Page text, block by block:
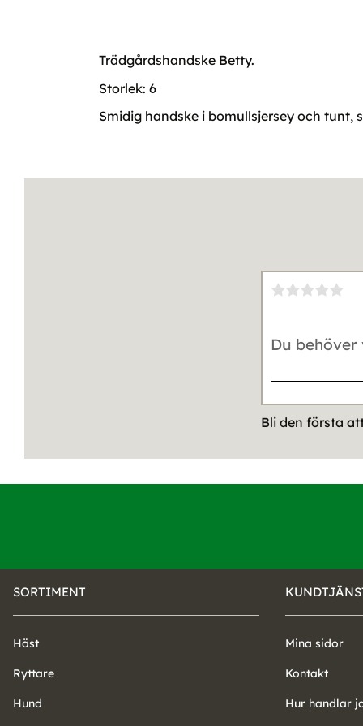
Trädgårdshandske Betty.
Storlek: 6
Smidig handske i bomullsjersey och
Bli den första
SORTIMENT
Häst
Ryttare
Hund
Mina sidor
Kontakt
Hur handlar